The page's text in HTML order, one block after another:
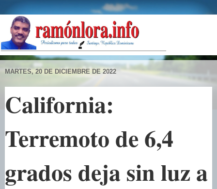
MARTES, 20 DE DICIEMBRE DE 2022
California:
Terremoto de 6,4
grados deja sin luz a